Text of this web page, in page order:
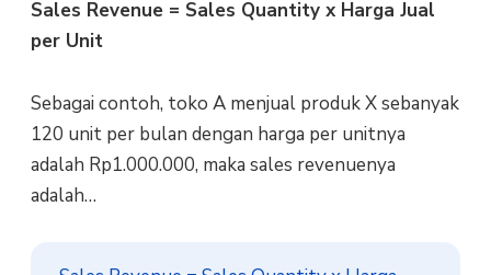
Sales Revenue = Sales Quantity x Harga Jual
per Unit
Sebagai contoh, toko A menjual produk X sebanyak
120 unit per bulan dengan harga per unitnya
adalah Rp1.000.000, maka sales revenuenya
adalah…